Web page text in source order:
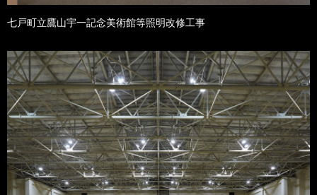
七戸町立鷹山宇一記念美術館等照明改修工事